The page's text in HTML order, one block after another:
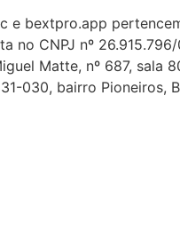
e bextpro.app
no CNPJ nº
Matte, nº 687, sala
030, bairro Pioneiros,